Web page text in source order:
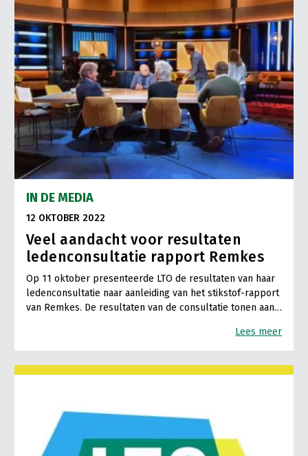
IN DE MEDIA
12 OKTOBER 2022
Veel aandacht voor resultaten
ledenconsultatie rapport Remkes
Op 11 oktober presenteerde LTO de resultaten van haar
ledenconsultatie naar aanleiding van het stikstof-rapport
van Remkes. De resultaten van de consultatie tonen aan…
Lees meer